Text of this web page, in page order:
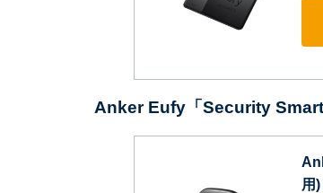
Anker Eufy「‎Security
用